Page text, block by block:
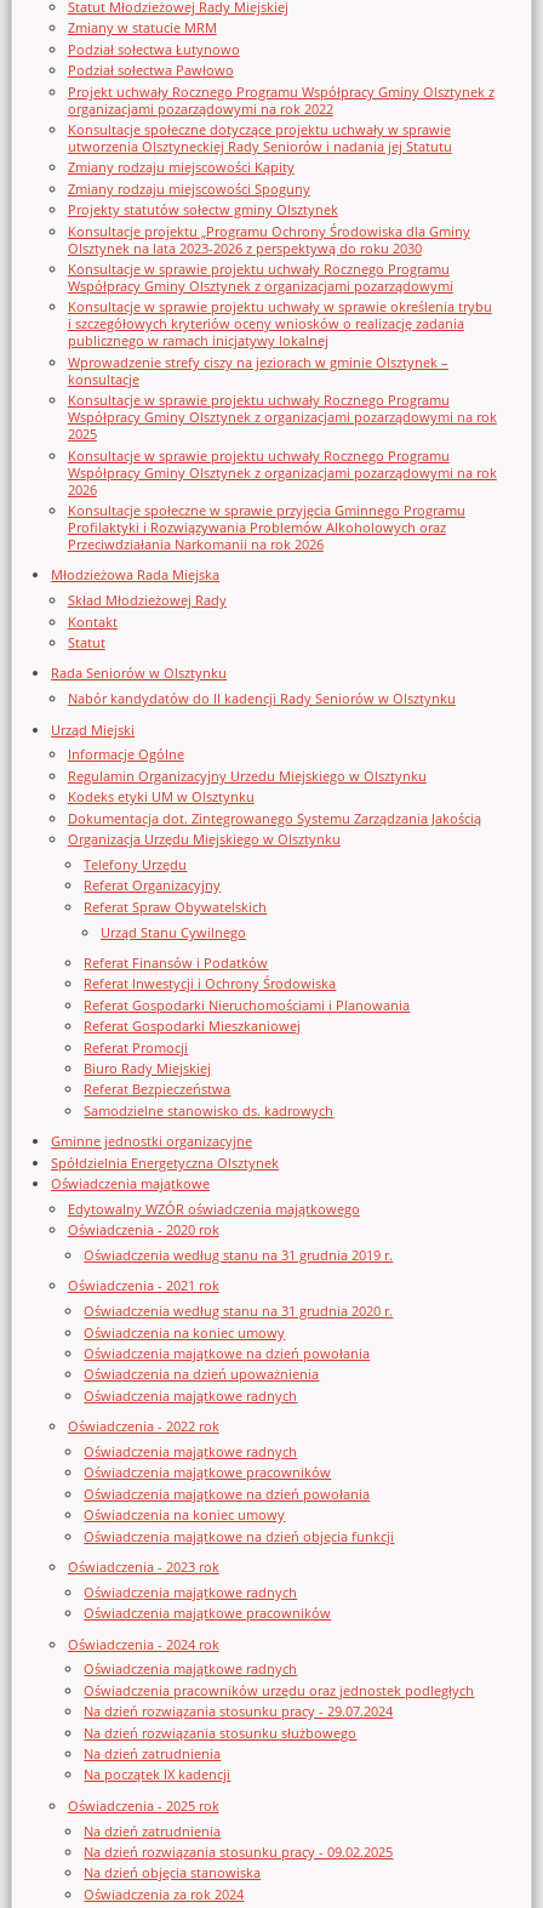
Statut Młodzieżowej Rady Miejskiej
Zmiany w statucie MRM
Podział sołectwa Łutynowo
Podział sołectwa Pawłowo
Projekt uchwały Rocznego Programu Współpracy Gminy Olsztynek z
organizacjami pozarządowymi na rok 2022
Konsultacje społeczne dotyczące projektu uchwały w sprawie
utworzenia Olsztyneckiej Rady Seniorów i nadania jej Statutu
Zmiany rodzaju miejscowości Kąpity
Zmiany rodzaju miejscowości Spoguny
Projekty statutów sołectw gminy Olsztynek
Konsultacje projektu „Programu Ochrony Środowiska dla Gminy
Olsztynek na lata 2023-2026 z perspektywą do roku 2030
Konsultacje w sprawie projektu uchwały Rocznego Programu
Współpracy Gminy Olsztynek z organizacjami pozarządowymi
Konsultacje w sprawie projektu uchwały w sprawie określenia trybu
i szczegółowych kryteriów oceny wniosków o realizację zadania
publicznego w ramach inicjatywy lokalnej
Wprowadzenie strefy ciszy na jeziorach w gminie Olsztynek –
konsultacje
Konsultacje w sprawie projektu uchwały Rocznego Programu
Współpracy Gminy Olsztynek z organizacjami pozarządowymi na rok
2025
Konsultacje w sprawie projektu uchwały Rocznego Programu
Współpracy Gminy Olsztynek z organizacjami pozarządowymi na rok
2026
Konsultacje społeczne w sprawie przyjęcia Gminnego Programu
Profilaktyki i Rozwiązywania Problemów Alkoholowych oraz
Przeciwdziałania Narkomanii na rok 2026
Młodzieżowa Rada Miejska
Skład Młodzieżowej Rady
Kontakt
Statut
Rada Seniorów w Olsztynku
Nabór kandydatów do II kadencji Rady Seniorów w Olsztynku
Urząd Miejski
Informacje Ogólne
Regulamin Organizacyjny Urzedu Miejskiego w Olsztynku
Kodeks etyki UM w Olsztynku
Dokumentacja dot. Zintegrowanego Systemu Zarządzania Jakością
Organizacja Urzędu Miejskiego w Olsztynku
Telefony Urzędu
Referat Organizacyjny
Referat Spraw Obywatelskich
Urząd Stanu Cywilnego
Referat Finansów i Podatków
Referat Inwestycji i Ochrony Środowiska
Referat Gospodarki Nieruchomościami i Planowania
Referat Gospodarki Mieszkaniowej
Referat Promocji
Biuro Rady Miejskiej
Referat Bezpieczeństwa
Samodzielne stanowisko ds. kadrowych
Gminne jednostki organizacyjne
Spółdzielnia Energetyczna Olsztynek
Oświadczenia majątkowe
Edytowalny WZÓR oświadczenia majątkowego
Oświadczenia - 2020 rok
Oświadczenia według stanu na 31 grudnia 2019 r.
Oświadczenia - 2021 rok
Oświadczenia według stanu na 31 grudnia 2020 r.
Oświadczenia na koniec umowy
Oświadczenia majątkowe na dzień powołania
Oświadczenia na dzień upoważnienia
Oświadczenia majątkowe radnych
Oświadczenia - 2022 rok
Oświadczenia majątkowe radnych
Oświadczenia majątkowe pracowników
Oświadczenia majątkowe na dzień powołania
Oświadczenia na koniec umowy
Oświadczenia majątkowe na dzień objęcia funkcji
Oświadczenia - 2023 rok
Oświadczenia majątkowe radnych
Oświadczenia majątkowe pracowników
Oświadczenia - 2024 rok
Oświadczenia majątkowe radnych
Oświadczenia pracowników urzędu oraz jednostek podległych
Na dzień rozwiązania stosunku pracy - 29.07.2024
Na dzień rozwiązania stosunku służbowego
Na dzień zatrudnienia
Na początek IX kadencji
Oświadczenia - 2025 rok
Na dzień zatrudnienia
Na dzień rozwiązania stosunku pracy - 09.02.2025
Na dzień objęcia stanowiska
Oświadczenia za rok 2024